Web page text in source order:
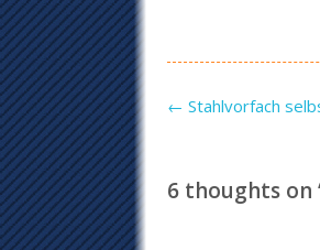
Post navigation
← Stahlvorfach
6 thoughts on